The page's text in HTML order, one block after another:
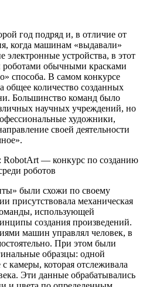
год подряд и, в отличие от
когда машинам «выдавали»
электронные устройства, в этот
роботами обычными красками
способа. В самом конкурсе
общее количество созданных
Большинство команд было
научных учреждений, но
художники,
своей деятельности
были схожи по своему
присутствовала механическая
использующей
создания произведений.
машин управлял человек, в
При этом были
образцы: одной
камеры, которая отслеживала
Эти данные обрабатывались